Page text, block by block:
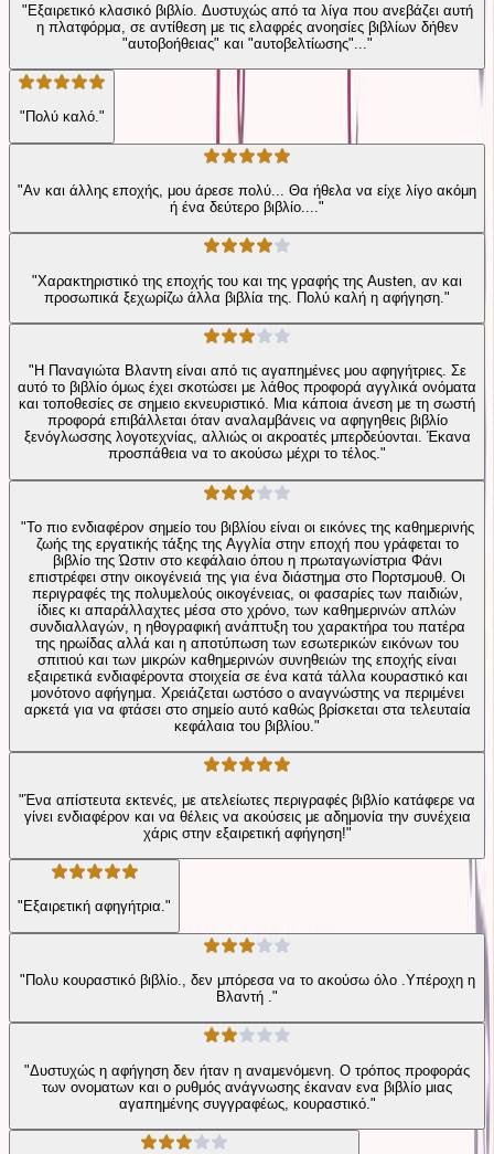
"Εξαιρετικό κλασικό βιβλίο. Δυστυχώς από τα λίγα που ανεβάζει αυτή
η πλατφόρμα, σε αντίθεση με τις ελαφρές ανοησίες βιβλίων δήθεν
"αυτοβοήθειας" και "αυτοβελτίωσης"..."
"Πολύ καλό."
"Αν και άλλης εποχής, μου άρεσε πολύ... Θα ήθελα να είχε λίγο ακόμη
ή ένα δεύτερο βιβλίο...."
"Χαρακτηριστικό της εποχής του και της γραφής της Austen, αν και
προσωπικά ξεχωρίζω άλλα βιβλία της. Πολύ καλή η αφήγηση."
"Η Παναγιώτα Βλαντη είναι από τις αγαπημένες μου αφηγήτριες. Σε
αυτό το βιβλίο όμως έχει σκοτώσει με λάθος προφορά αγγλικά ονόματα
και τοποθεσίες σε σημειο εκνευριστικό. Μια κάποια άνεση με τη σωστή
προφορά επιβάλλεται όταν αναλαμβάνεις να αφηγηθεις βιβλίο
ξενόγλωσσης λογοτεχνίας, αλλιώς οι ακροατές μπερδεύονται. Έκανα
προσπάθεια να το ακούσω μέχρι το τέλος."
"Το πιο ενδιαφέρον σημείο του βιβλίου είναι οι εικόνες της καθημερινής
ζωής της εργατικής τάξης της Αγγλία στην εποχή που γράφεται το
βιβλίο της Ώστιν στο κεφάλαιο όπου η πρωταγωνίστρια Φάνι
επιστρέφει στην οικογένειά της για ένα διάστημα στο Πορτσμουθ. Οι
περιγραφές της πολυμελούς οικογένειας, οι φασαρίες των παιδιών,
ίδιες κι απαράλλαχτες μέσα στο χρόνο, των καθημερινών απλών
συνδιαλλαγών, η ηθογραφική ανάπτυξη του χαρακτήρα του πατέρα
της ηρωίδας αλλά και η αποτύπωση των εσωτερικών εικόνων του
σπιτιού και των μικρών καθημερινών συνηθειών της εποχής είναι
εξαιρετικά ενδιαφέροντα στοιχεία σε ένα κατά τάλλα κουραστικό και
μονότονο αφήγημα. Χρειάζεται ωστόσο ο αναγνώστης να περιμένει
αρκετά για να φτάσει στο σημείο αυτό καθώς βρίσκεται στα τελευταία
κεφάλαια του βιβλίου."
"Ένα απίστευτα εκτενές, με ατελείωτες περιγραφές βιβλίο κατάφερε να
γίνει ενδιαφέρον και να θέλεις να ακούσεις με αδημονία την συνέχεια
χάρις στην εξαιρετική αφήγηση!"
"Εξαιρετική αφηγήτρια."
"Πολυ κουραστικό βιβλίο., δεν μπόρεσα να το ακούσω όλο .Υπέροχη η
Βλαντή ."
"Δυστυχώς η αφήγηση δεν ήταν η αναμενόμενη. Ο τρόπος προφοράς
των ονοματων και ο ρυθμός ανάγνωσης έκαναν ενα βιβλίο μιας
αγαπημένης συγγραφέως, κουραστικό."